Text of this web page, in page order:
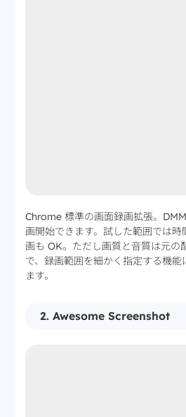
Chrome 標準の画面録画拡張。
画開始できます。試した範囲では
画も OK。ただし画質と音質は元の
で、録画範囲を細かく指定する機能
ます。
2. Awesome Screenshot